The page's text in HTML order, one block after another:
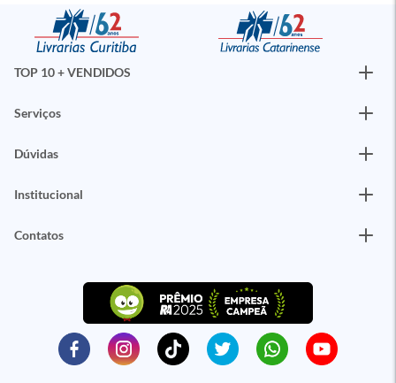
TOP 10 + VENDIDOS
Serviços
Dúvidas
Institucional
Contatos